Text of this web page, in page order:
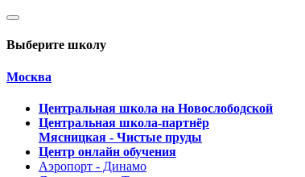
Выберите школу
Москва
Центральная школа на Новослободской
Центральная школа-партнёр
Мясницкая - Чистые пруды
Центр онлайн обучения
Аэропорт - Динамо